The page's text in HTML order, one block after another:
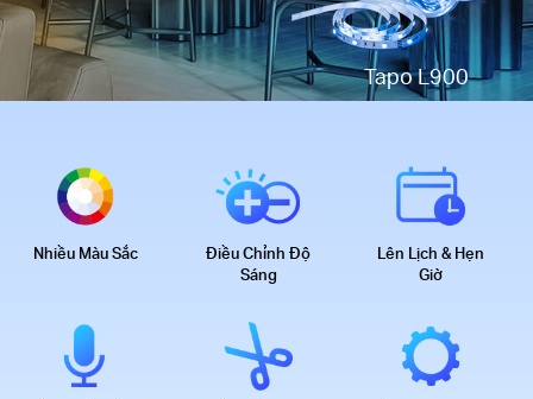
Tapo L900
Nhiều Màu Sắc
Điều Chỉnh Độ
Sáng
Lên Lịch & Hẹn
Giờ